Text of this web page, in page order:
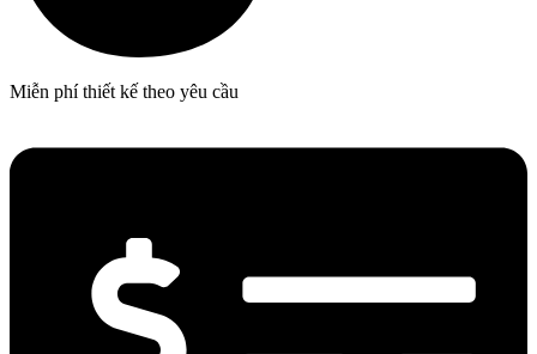
Miễn phí thiết kế theo yêu cầu